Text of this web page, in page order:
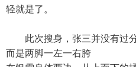
轻就是了。
此次搜身，张三并没有过分
而是两脚一左一右胯